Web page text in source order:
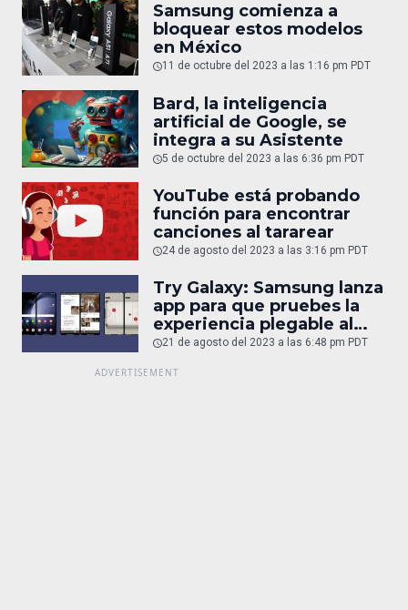
Samsung comienza a
bloquear estos modelos
en México
11 de octubre del 2023 a las 1:16 pm PDT
Bard, la inteligencia
artificial de Google, se
integra a su Asistente
5 de octubre del 2023 a las 6:36 pm PDT
YouTube está probando
función para encontrar
canciones al tararear
24 de agosto del 2023 a las 3:16 pm PDT
Try Galaxy: Samsung lanza
app para que pruebes la
experiencia plegable al
juntar 2 iPhone
21 de agosto del 2023 a las 6:48 pm PDT